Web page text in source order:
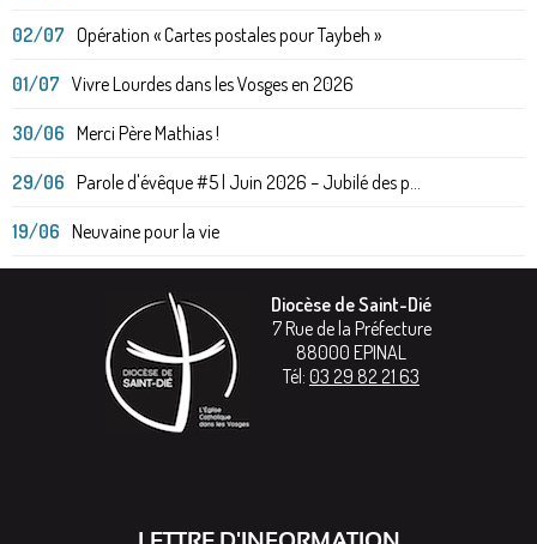
02/07 Opération « Cartes postales pour Taybeh »
01/07 Vivre Lourdes dans les Vosges en 2026
30/06 Merci Père Mathias !
29/06 Parole d'évêque #5 | Juin 2026 – Jubilé des p...
19/06 Neuvaine pour la vie
Diocèse de Saint-Dié
7 Rue de la Préfecture
88000 EPINAL
Tél: 03 29 82 21 63